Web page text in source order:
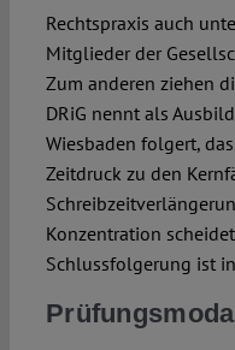
Rechtspraxis auch
Mitglieder der
Zum anderen ziehen
DRiG nennt als
Wiesbaden folgert,
Zeitdruck zu den
Konzentration
Schlussfolgerung ist